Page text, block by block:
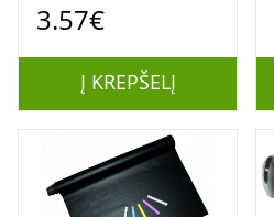
spalvos
3.57€
Į KREPŠELĮ